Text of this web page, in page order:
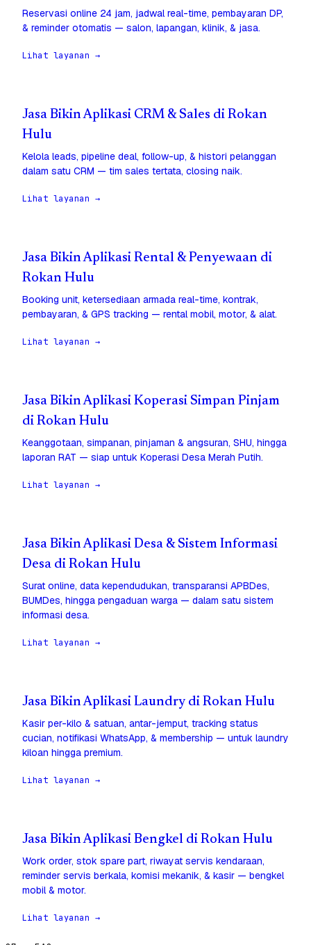
Reservasi online 24 jam, jadwal real-time, pembayaran DP,
& reminder otomatis — salon, lapangan, klinik, & jasa.
Lihat layanan →
Jasa Bikin Aplikasi CRM & Sales di Rokan
Hulu
Kelola leads, pipeline deal, follow-up, & histori pelanggan
dalam satu CRM — tim sales tertata, closing naik.
Lihat layanan →
Jasa Bikin Aplikasi Rental & Penyewaan di
Rokan Hulu
Booking unit, ketersediaan armada real-time, kontrak,
pembayaran, & GPS tracking — rental mobil, motor, & alat.
Lihat layanan →
Jasa Bikin Aplikasi Koperasi Simpan Pinjam
di Rokan Hulu
Keanggotaan, simpanan, pinjaman & angsuran, SHU, hingga
laporan RAT — siap untuk Koperasi Desa Merah Putih.
Lihat layanan →
Jasa Bikin Aplikasi Desa & Sistem Informasi
Desa di Rokan Hulu
Surat online, data kependudukan, transparansi APBDes,
BUMDes, hingga pengaduan warga — dalam satu sistem
informasi desa.
Lihat layanan →
Jasa Bikin Aplikasi Laundry di Rokan Hulu
Kasir per-kilo & satuan, antar-jemput, tracking status
cucian, notifikasi WhatsApp, & membership — untuk laundry
kiloan hingga premium.
Lihat layanan →
Jasa Bikin Aplikasi Bengkel di Rokan Hulu
Work order, stok spare part, riwayat servis kendaraan,
reminder servis berkala, komisi mekanik, & kasir — bengkel
mobil & motor.
Lihat layanan →